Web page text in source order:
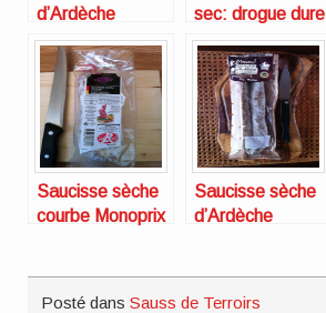
d’Ardèche
artisanale Sauss
de Terroirs
sec: drogue dure
?
Saucisse sèche
courbe Monoprix
Saucisse sèche
d’Ardèche
Posté dansSauss de Terroirs